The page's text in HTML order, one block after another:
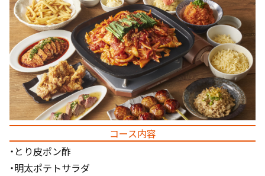
コース内容
・とり皮ポン酢
・明太ポテトサラダ